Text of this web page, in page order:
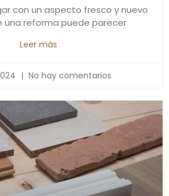
con un aspecto fresco y nuevo
una reforma puede parecer
Leer más
No hay comentarios